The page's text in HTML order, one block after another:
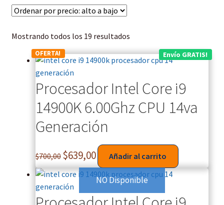
Mostrando todos los 19 resultados
OFERTA! Envío GRATIS!
Procesador Intel Core i9
14900K 6.00Ghz CPU 14va
Generación
$700,00 $639,00 Añadir al carrito
NO Disponible